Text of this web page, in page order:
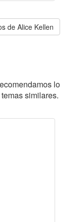
de Alice Kellen
lo
similares.